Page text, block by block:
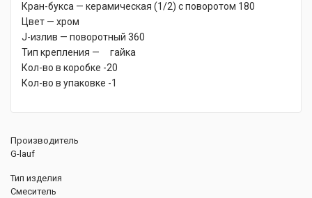
Кран-буксa — керамическая (1/2) с поворотом 180
Цвет — хром
J-излив — поворотный 360
Тип крепления — гайка
Кол-во в коробке -20
Кол-во в упаковке -1
Производитель
G-lauf
Тип изделия
Смеситель